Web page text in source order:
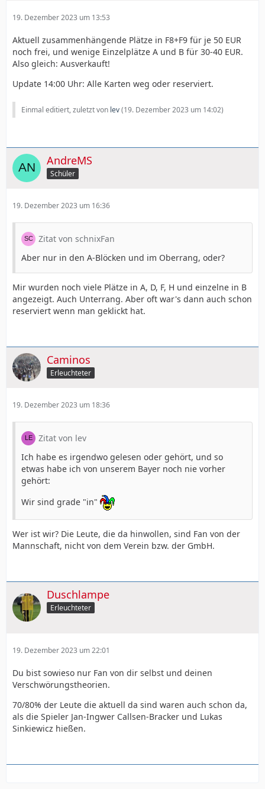
19. Dezember 2023 um 13:53
Aktuell zusammenhängende Plätze in F8+F9 für je 50 EUR
noch frei, und wenige Einzelplätze A und B für 30-40 EUR.
Also gleich: Ausverkauft!
Update 14:00 Uhr: Alle Karten weg oder reserviert.
Einmal editiert, zuletzt von lev(19. Dezember 2023 um 14:02)
AndreMS
Schüler
19. Dezember 2023 um 16:36
Zitat von schnixFan
Aber nur in den A-Blöcken und im Oberrang, oder?
Mir wurden noch viele Plätze in A, D, F, H und einzelne in B
angezeigt. Auch Unterrang. Aber oft war's dann auch schon
reserviert wenn man geklickt hat.
Caminos
Erleuchteter
19. Dezember 2023 um 18:36
Zitat von lev
Ich habe es irgendwo gelesen oder gehört, und so
etwas habe ich von unserem Bayer noch nie vorher
gehört:
Wir sind grade "in"
Wer ist wir? Die Leute, die da hinwollen, sind Fan von der
Mannschaft, nicht von dem Verein bzw. der GmbH.
Duschlampe
Erleuchteter
19. Dezember 2023 um 22:01
Du bist sowieso nur Fan von dir selbst und deinen
Verschwörungstheorien.
70/80% der Leute die aktuell da sind waren auch schon da,
als die Spieler Jan-Ingwer Callsen-Bracker und Lukas
Sinkiewicz hießen.